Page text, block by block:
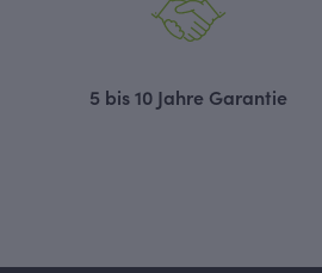
5 bis 10 Jahre Garantie